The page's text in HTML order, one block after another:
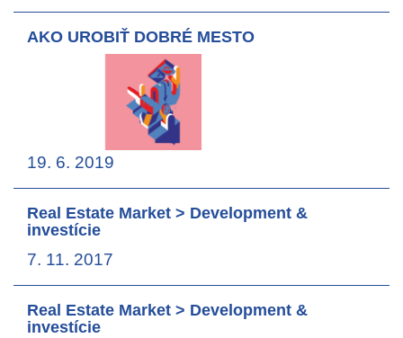
AKO UROBIŤ DOBRÉ MESTO
19. 6. 2019
Real Estate Market > Development &
investície
7. 11. 2017
Real Estate Market > Development &
investície